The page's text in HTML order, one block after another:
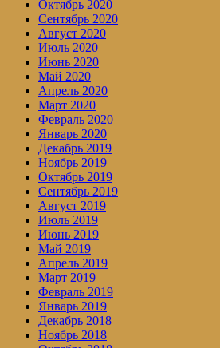
Октябрь 2020
Сентябрь 2020
Август 2020
Июль 2020
Июнь 2020
Май 2020
Апрель 2020
Март 2020
Февраль 2020
Январь 2020
Декабрь 2019
Ноябрь 2019
Октябрь 2019
Сентябрь 2019
Август 2019
Июль 2019
Июнь 2019
Май 2019
Апрель 2019
Март 2019
Февраль 2019
Январь 2019
Декабрь 2018
Ноябрь 2018